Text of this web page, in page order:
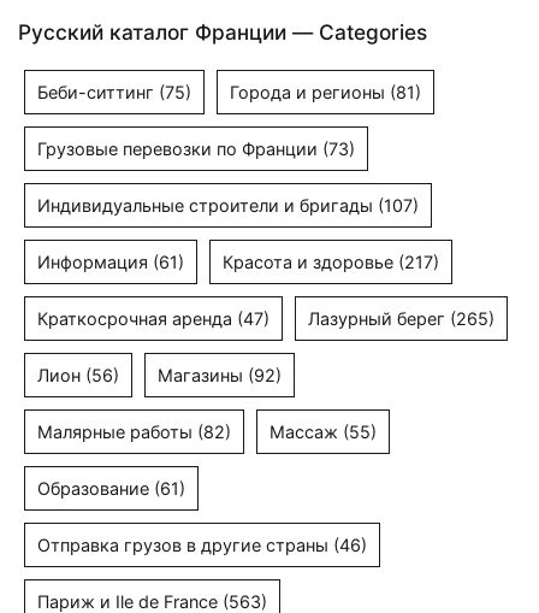
Русский каталог Франции — Categories
Беби-ситтинг (75) Города и регионы (81)
Грузовые перевозки по Франции (73)
Индивидуальные строители и бригады (107)
Информация (61) Красота и здоровье (217)
Краткосрочная аренда (47) Лазурный берег (265)
Лион (56) Магазины (92)
Малярные работы (82) Массаж (55)
Образование (61)
Отправка грузов в другие страны (46)
Париж и Ile de France (563)